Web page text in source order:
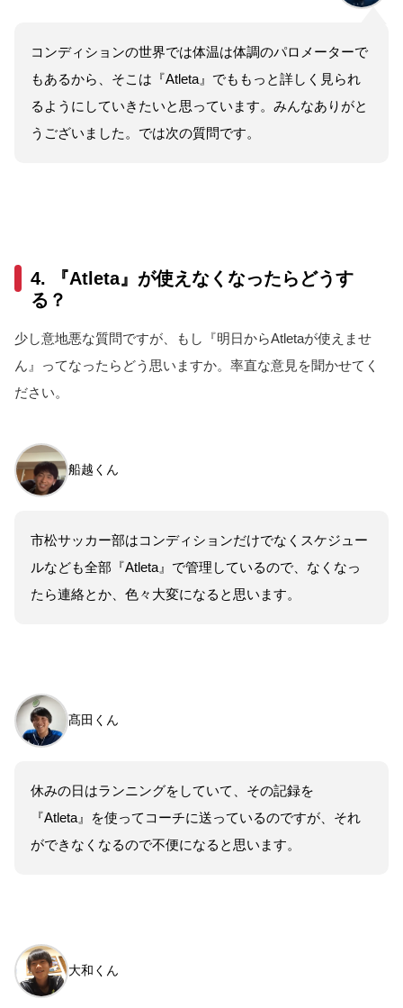
コンディションの世界では体温は体調のパロメーターで
もあるから、そこは『Atleta』でももっと詳しく見られ
るようにしていきたいと思っています。みんなありがと
うございました。では次の質問です。
4. 『Atleta』が使えなくなったらどうす
る？
少し意地悪な質問ですが、もし『明日からAtletaが使えませ
ん』ってなったらどう思いますか。率直な意見を聞かせてく
ださい。
市松サッカー部はコンディションだけでなくスケジュー
ルなども全部『Atleta』で管理しているので、なくなっ
たら連絡とか、色々大変になると思います。
船越くん
休みの日はランニングをしていて、その記録を
『Atleta』を使ってコーチに送っているのですが、それ
ができなくなるので不便になると思います。
髙田くん
大和くん